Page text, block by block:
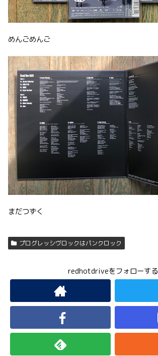
めんごめんご
まだつずく
プログレッシヴロックはパンクロック
redhotdriveをフォローする